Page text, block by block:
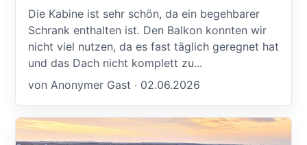
Die Kabine ist sehr schön, da ein begehbarer
Schrank enthalten ist. Den Balkon konnten wir
nicht viel nutzen, da es fast täglich geregnet hat
und das Dach nicht komplett zu...
von Anonymer Gast · 02.06.2026